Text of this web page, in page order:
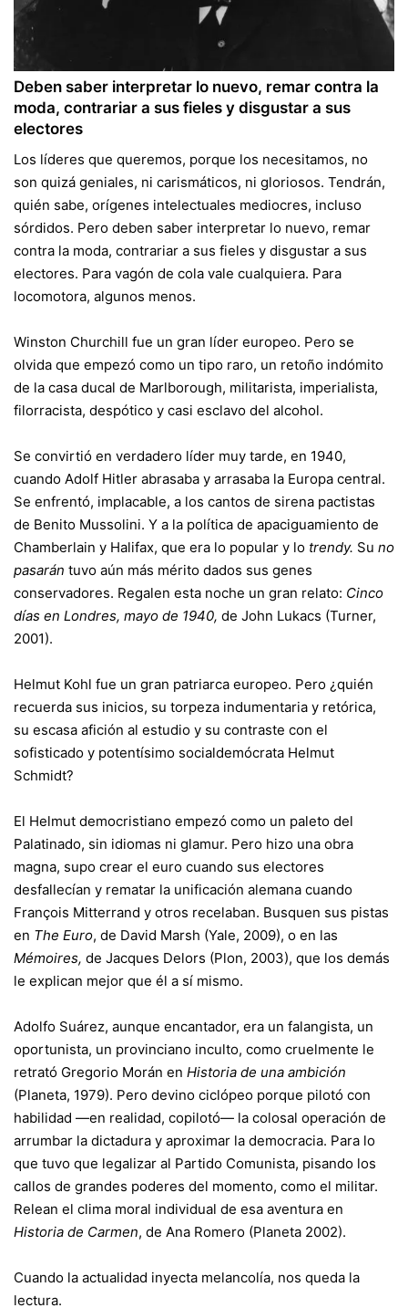
Deben saber interpretar lo nuevo, remar contra la
moda, contrariar a sus fieles y disgustar a sus
electores
Los líderes que queremos, porque los necesitamos, no
son quizá geniales, ni carismáticos, ni gloriosos. Tendrán,
quién sabe, orígenes intelectuales mediocres, incluso
sórdidos. Pero deben saber interpretar lo nuevo, remar
contra la moda, contrariar a sus fieles y disgustar a sus
electores. Para vagón de cola vale cualquiera. Para
locomotora, algunos menos.
Winston Churchill fue un gran líder europeo. Pero se
olvida que empezó como un tipo raro, un retoño indómito
de la casa ducal de Marlborough, militarista, imperialista,
filorracista, despótico y casi esclavo del alcohol.
Se convirtió en verdadero líder muy tarde, en 1940,
cuando Adolf Hitler abrasaba y arrasaba la Europa central.
Se enfrentó, implacable, a los cantos de sirena pactistas
de Benito Mussolini. Y a la política de apaciguamiento de
Chamberlain y Halifax, que era lo popular y lo trendy. Su no
pasarán tuvo aún más mérito dados sus genes
conservadores. Regalen esta noche un gran relato: Cinco
días en Londres, mayo de 1940, de John Lukacs (Turner,
2001).
Helmut Kohl fue un gran patriarca europeo. Pero ¿quién
recuerda sus inicios, su torpeza indumentaria y retórica,
su escasa afición al estudio y su contraste con el
sofisticado y potentísimo socialdemócrata Helmut
Schmidt?
El Helmut democristiano empezó como un paleto del
Palatinado, sin idiomas ni glamur. Pero hizo una obra
magna, supo crear el euro cuando sus electores
desfallecían y rematar la unificación alemana cuando
François Mitterrand y otros recelaban. Busquen sus pistas
en The Euro, de David Marsh (Yale, 2009), o en las
Mémoires, de Jacques Delors (Plon, 2003), que los demás
le explican mejor que él a sí mismo.
Adolfo Suárez, aunque encantador, era un falangista, un
oportunista, un provinciano inculto, como cruelmente le
retrató Gregorio Morán en Historia de una ambición
(Planeta, 1979). Pero devino ciclópeo porque pilotó con
habilidad —en realidad, copilotó— la colosal operación de
arrumbar la dictadura y aproximar la democracia. Para lo
que tuvo que legalizar al Partido Comunista, pisando los
callos de grandes poderes del momento, como el militar.
Relean el clima moral individual de esa aventura en
Historia de Carmen, de Ana Romero (Planeta 2002).
Cuando la actualidad inyecta melancolía, nos queda la
lectura.